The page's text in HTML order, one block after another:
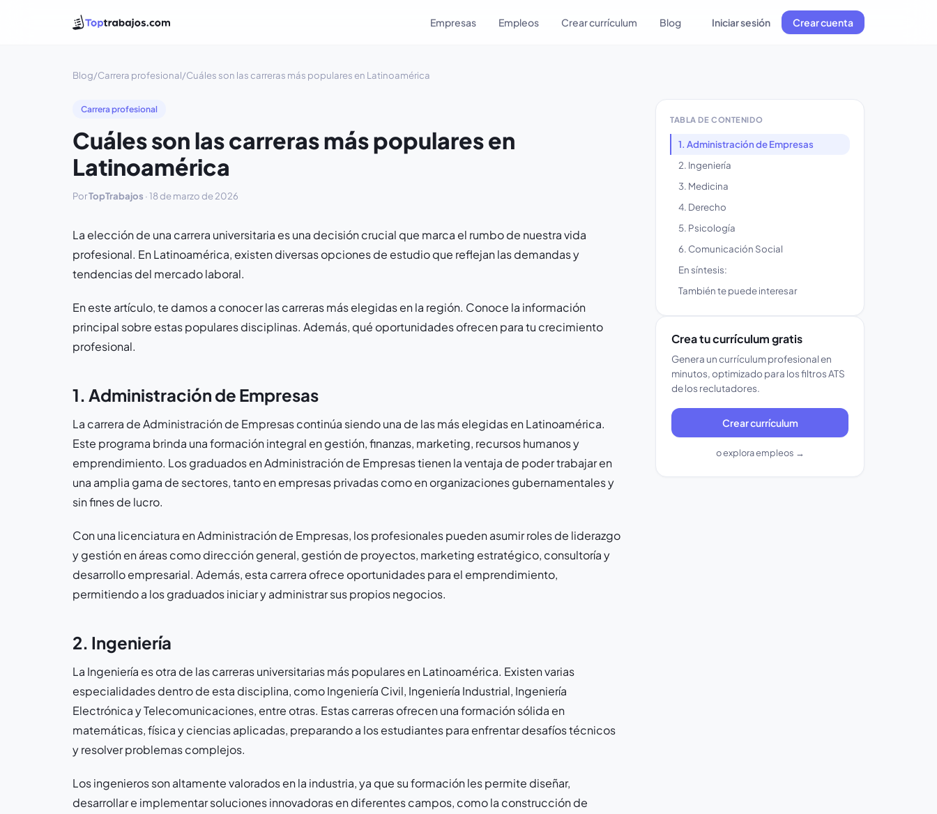
Empresas Empleos Crear currículum Blog Iniciar sesión Crear cuenta
Blog/Carrera profesional/Cuáles son las carreras más populares en Latinoamérica
Carrera profesional
Cuáles son las carreras más populares en
Latinoamérica
PorTopTrabajos ·18 de marzo de 2026
La elección de una carrera universitaria es una decisión crucial que marca el rumbo de nuestra vida
profesional. En Latinoamérica, existen diversas opciones de estudio que reflejan las demandas y
tendencias del mercado laboral.
En este artículo, te damos a conocer las carreras más elegidas en la región. Conoce la información
principal sobre estas populares disciplinas. Además, qué oportunidades ofrecen para tu crecimiento
profesional.
1. Administración de Empresas
La carrera de Administración de Empresas continúa siendo una de las más elegidas en Latinoamérica.
Este programa brinda una formación integral en gestión, finanzas, marketing, recursos humanos y
emprendimiento. Los graduados en Administración de Empresas tienen la ventaja de poder trabajar en
una amplia gama de sectores, tanto en empresas privadas como en organizaciones gubernamentales y
sin fines de lucro.
Con una licenciatura en Administración de Empresas, los profesionales pueden asumir roles de liderazgo
y gestión en áreas como dirección general, gestión de proyectos, marketing estratégico, consultoría y
desarrollo empresarial. Además, esta carrera ofrece oportunidades para el emprendimiento,
permitiendo a los graduados iniciar y administrar sus propios negocios.
2. Ingeniería
La Ingeniería es otra de las carreras universitarias más populares en Latinoamérica. Existen varias
especialidades dentro de esta disciplina, como Ingeniería Civil, Ingeniería Industrial, Ingeniería
Electrónica y Telecomunicaciones, entre otras. Estas carreras ofrecen una formación sólida en
matemáticas, física y ciencias aplicadas, preparando a los estudiantes para enfrentar desafíos técnicos
y resolver problemas complejos.
Los ingenieros son altamente valorados en la industria, ya que su formación les permite diseñar,
desarrollar e implementar soluciones innovadoras en diferentes campos, como la construcción de
TABLA DE CONTENIDO
1. Administración de Empresas
2. Ingeniería
3. Medicina
4. Derecho
5. Psicología
6. Comunicación Social
En síntesis:
También te puede interesar
Crea tu currículum gratis
Genera un currículum profesional en
minutos, optimizado para los filtros ATS
de los reclutadores.
Crear currículum
o explora empleos →